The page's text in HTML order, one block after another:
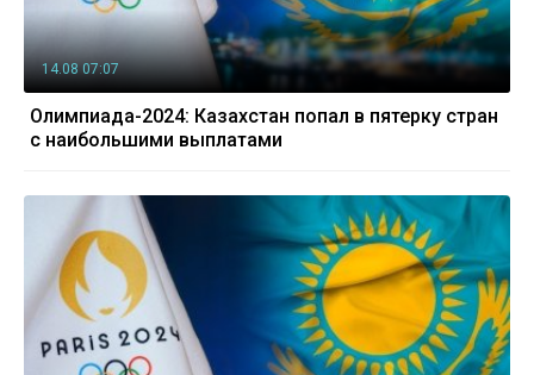
14.08 07:07
Олимпиада-2024: Казахстан попал в пятерку стран
с наибольшими выплатами